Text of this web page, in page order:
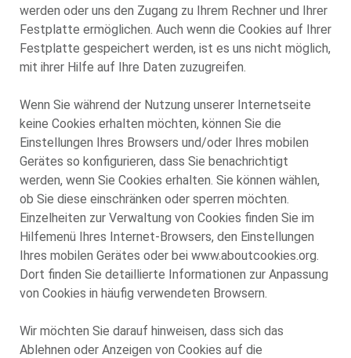
werden oder uns den Zugang zu Ihrem Rechner und Ihrer
Festplatte ermöglichen. Auch wenn die Cookies auf Ihrer
Festplatte gespeichert werden, ist es uns nicht möglich,
mit ihrer Hilfe auf Ihre Daten zuzugreifen.
Wenn Sie während der Nutzung unserer Internetseite
keine Cookies erhalten möchten, können Sie die
Einstellungen Ihres Browsers und/oder Ihres mobilen
Gerätes so konfigurieren, dass Sie benachrichtigt
werden, wenn Sie Cookies erhalten. Sie können wählen,
ob Sie diese einschränken oder sperren möchten.
Einzelheiten zur Verwaltung von Cookies finden Sie im
Hilfemenü Ihres Internet-Browsers, den Einstellungen
Ihres mobilen Gerätes oder bei www.aboutcookies.org.
Dort finden Sie detaillierte Informationen zur Anpassung
von Cookies in häufig verwendeten Browsern.
Wir möchten Sie darauf hinweisen, dass sich das
Ablehnen oder Anzeigen von Cookies auf die